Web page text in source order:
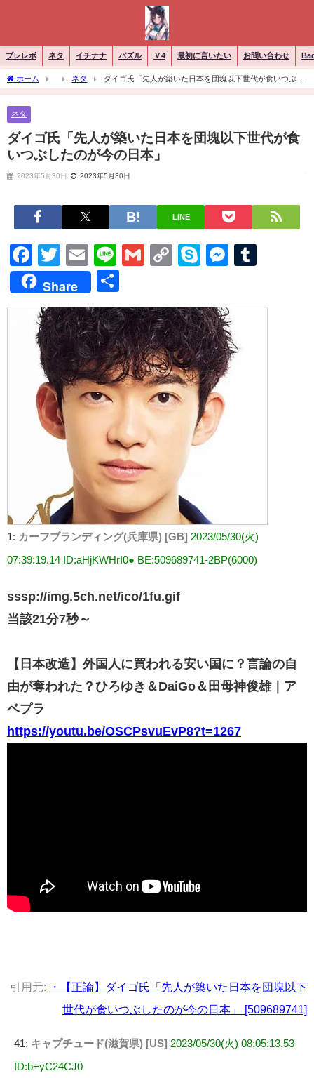
ブレレボ ネタ イチナナ パズル Ｖ4 最初に言いたい お問い合わせ
ホーム ネタ
ダイゴ氏「先人が築いた日本を団塊以下世代が食いつぶし
たのが今の日本」
ネタ
ダイゴ氏「先人が築いた日本を団塊以下世代が食
いつぶしたのが今の日本」
2023年5月30日 2023年5月30日
LINE
Facebook
Twitter
EmailLineGmailCopySkype
Share
有
1: カーフブランディング(兵庫県) [GB] 2023/05/30(火)
07:39:19.14 ID:aHjKWHrI0● BE:509689741-2BP(6000)
sssp://img.5ch.net/ico/1fu.gif
当該21分7秒～
【日本改造】外国人に買われる安い国に？言論の自
由が奪われた？ひろゆき＆DaiGo＆田母神俊雄｜ア
ベプラ
https://youtu.be/OSCPsvuEvP8?t=1267
引用元:
・【正論】ダイゴ氏「先人が築いた日本を団塊以下
世代が食いつぶしたのが今の日本」 [509689741]
41: キャプチュード(滋賀県) [US] 2023/05/30(火) 08:05:13.53
ID:b+yC24CJ0